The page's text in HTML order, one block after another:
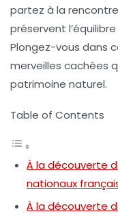
partez à la
préservent
Plongez-vous dans
merveilles cachées
patrimoine naturel.
Table of Contents
À la découverte
nationaux
À la découverte